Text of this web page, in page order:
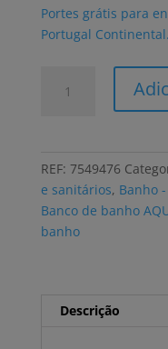
Portes grátis para
Portugal Continental.
AQUATEC
SANSIBAR
parede,
REF: 7549476
e sanitários, Banho
Banco de banho
banho
Descrição